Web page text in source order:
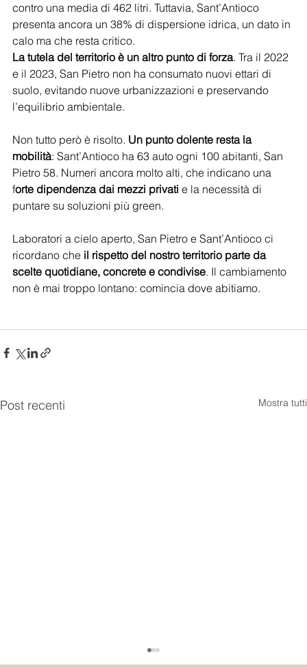
contro una media di 462 litri. Tuttavia, Sant’Antioco
presenta ancora un 38% di dispersione idrica, un dato in
calo ma che resta critico.
La tutela del territorio è un altro punto di forza. Tra il 2022
e il 2023, San Pietro non ha consumato nuovi ettari di
suolo, evitando nuove urbanizzazioni e preservando
l’equilibrio ambientale.
Non tutto però è risolto. Un punto dolente resta la
mobilità: Sant’Antioco ha 63 auto ogni 100 abitanti, San
Pietro 58. Numeri ancora molto alti, che indicano una
forte dipendenza dai mezzi privati e la necessità di
puntare su soluzioni più green.
Laboratori a cielo aperto, San Pietro e Sant’Antioco ci
ricordano che il rispetto del nostro territorio parte da
scelte quotidiane, concrete e condivise. Il cambiamento
non è mai troppo lontano: comincia dove abitiamo.
Post recenti Mostra tutti